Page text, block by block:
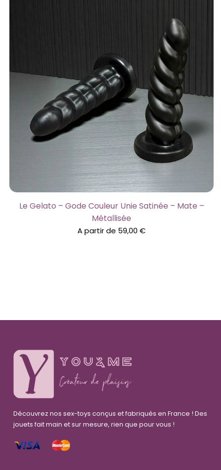
Le Gelato – Gode Couleur Unie Satinée – Mate –
Métallisée
A partir de 59,00€
Découvrez nos sex-toys conçus et fabriqués en France ! Des
jouets fait main et sur mesure, rien que pour vous !